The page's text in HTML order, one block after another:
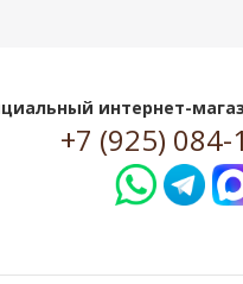
интернет-
+7 (925) 084-